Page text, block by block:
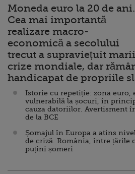
Moneda euro la 20 de ani.
Cea mai importantă
realizare macro-
economică a secolului
trecut a supraviețuit marii
crize mondiale, dar
handicapat de propriile
Istorie cu repetiție: zona euro,
vulnerabilă la șocuri, în
cauza datoriilor. Avertisment
de la BCE
Șomajul în Europa a atins
de criză. România, între țările
puțini șomeri